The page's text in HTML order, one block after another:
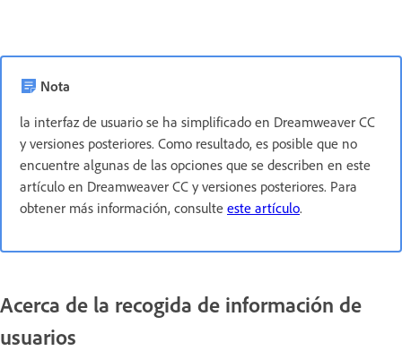
Nota
la interfaz de usuario se ha simplificado en Dreamweaver CC
y versiones posteriores. Como resultado, es posible que no
encuentre algunas de las opciones que se describen en este
artículo en Dreamweaver CC y versiones posteriores. Para
obtener más información, consulte este artículo.
Acerca de la recogida de información de
usuarios